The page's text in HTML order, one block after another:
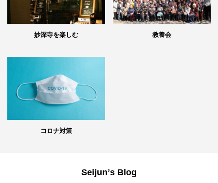
妙深寺を楽しむ 教養会
コロナ対策
Seijunʼs Blog